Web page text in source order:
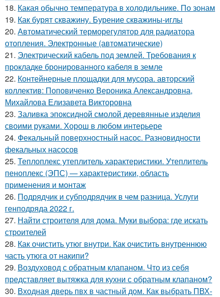
18. Какая обычно температура в холодильнике. По зонам
19. Как бурят скважину. Бурение скважины-иглы
20. Автоматический терморегулятор для радиатора
отопления. Электронные (автоматические)
21. Электрический кабель под землей. Требования к
прокладке бронированного кабеля в земле
22. Контейнерные площадки для мусора. авторский
коллектив: Поповиченко Вероника Александровна,
Михайлова Елизавета Викторовна
23. Заливка эпоксидной смолой деревянные изделия
своими руками. Хорош в любом интерьере
24. Фекальный поверхностный насос. Разновидности
фекальных насосов
25. Теплоплекс утеплитель характеристики. Утеплитель
пеноплекс (ЭПС) — характеристики, область
применения и монтаж
26. Подрядчик и субподрядчик в чем разница. Услуги
генподряда 2022 г.
27. Найти строителя для дома. Муки выбора: где искать
строителей
28. Как очистить утюг внутри. Как очистить внутреннюю
часть утюга от накипи?
29. Воздуховод с обратным клапаном. Что из себя
представляет вытяжка для кухни с обратным клапаном?
30. Входная дверь пвх в частный дом. Как выбрать ПВХ-